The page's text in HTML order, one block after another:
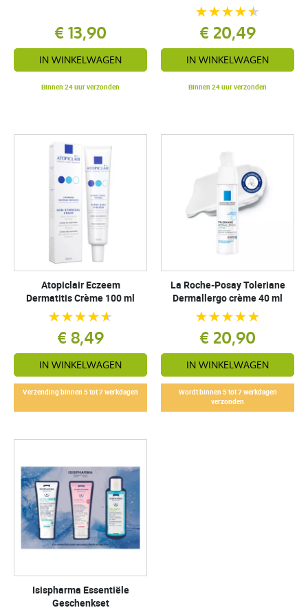
€ 13,90
IN WINKELWAGEN
Binnen 24 uur verzonden
€ 20,49
IN WINKELWAGEN
Binnen 24 uur verzonden
Atopiclair Eczeem
Dermatitis Crème 100 ml
€ 8,49
IN WINKELWAGEN
Verzending binnen 5 tot 7 werkdagen
La Roche-Posay Toleriane
Dermallergo crème 40 ml
€ 20,90
IN WINKELWAGEN
Wordt binnen 5 tot 7 werkdagen
verzonden
Isispharma Essentiële
Geschenkset